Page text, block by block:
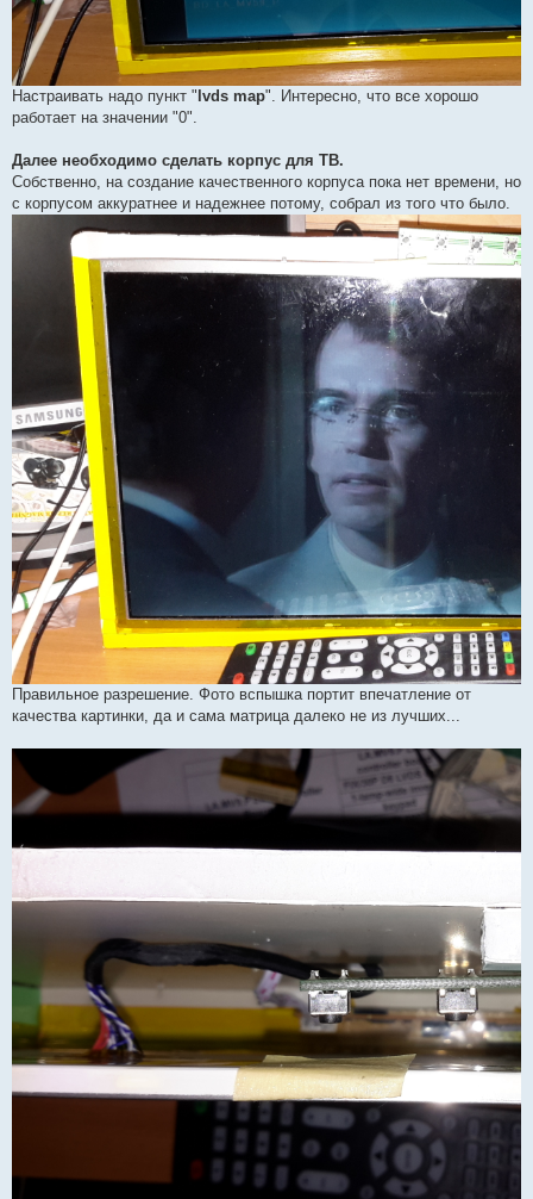
Настраивать надо пункт " lvds map". Интересно, что все хорошо
работает на значении "0".
Далее необходимо сделать корпус для ТВ.
Собственно, на создание качественного корпуса пока нет времени, но
с корпусом аккуратнее и надежнее потому, собрал из того что было.
Правильное разрешение. Фото вспышка портит впечатление от
качества картинки, да и сама матрица далеко не из лучших...